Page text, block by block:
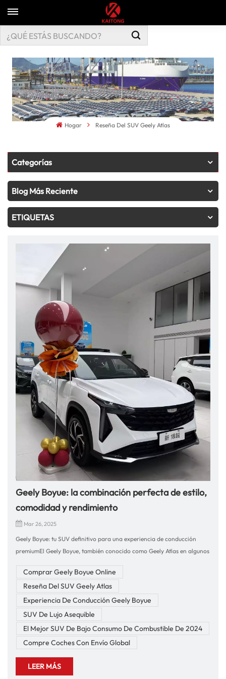
Hogar Reseña Del SUV Geely Atlas
Categorías
Blog Más Reciente
ETIQUETAS
Geely Boyue: la combinación perfecta de estilo,
comodidad y rendimiento
Mar 26, 2025
Geely Boyue: tu SUV definitivo para una experiencia de conducción
premiumEl Geely Boyue, también conocido como Geely Atlas en algunos
ofrece comodidad superior, tecnología inteligente y un rendimiento de
conducción excepcional. Ya sea que necesite un auto familiar confiable
o un SUV sofisticado para conducir en ciudad y carretera, el Boyue está
diseñado para satisfacer sus necesidades. En nuestra empresa, nos
en la industria automotriz, garantizamos una experiencia de compra
fluida y sin complicaciones. Si busca un SUV potente, tecnológico y de
Comprar Geely Boyue Online
Reseña Del SUV Geely Atlas
Experiencia De Conducción Geely Boyue
SUV De Lujo Asequible
El Mejor SUV De Bajo Consumo De Combustible De 2024
Compre Coches Con Envío Global
LEER MÁS